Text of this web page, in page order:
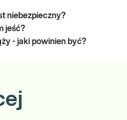
niebezpieczny?
jeść?
- jaki powinien być?